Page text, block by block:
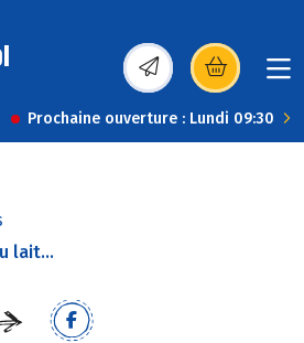
(s’ouvre dans une
Prochaine ouverture : Lundi 09:30
lait...